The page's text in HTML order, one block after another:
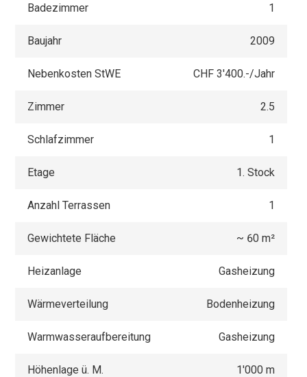
Badezimmer 1
Baujahr 2009
Nebenkosten StWE CHF 3'400.-/Jahr
Zimmer 2.5
Schlafzimmer 1
Etage 1. Stock
Anzahl Terrassen 1
Gewichtete Fläche ~ 60 m²
Heizanlage Gasheizung
Wärmeverteilung Bodenheizung
Warmwasseraufbereitung Gasheizung
Höhenlage ü. M. 1'000 m